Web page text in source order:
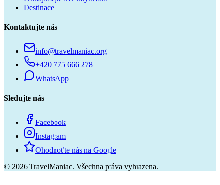
Destinace
Kontaktujte nás
info@travelmaniac.org
+420 775 666 278
WhatsApp
Sledujte nás
Facebook
Instagram
Ohodnoťte nás na Google
© 2026 TravelManiac. Všechna práva vyhrazena.